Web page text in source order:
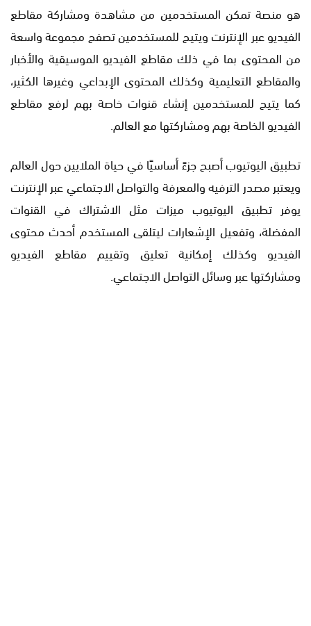
هو منصة تمكن المستخدمين من مشاهدة ومشاركة مقاطع
الفيديو عبر الإنترنت ويتيح للمستخدمين تصفح مجموعة واسعة
من المحتوى بما في ذلك مقاطع الفيديو الموسيقية والأخبار
والمقاطع التعليمية وكذلك المحتوى الإبداعي وغيرها الكثير،
كما يتيح للمستخدمين إنشاء قنوات خاصة بهم لرفع مقاطع
الفيديو الخاصة بهم ومشاركتها مع العالم.
تطبيق اليوتيوب أصبح جزءً أساسيًا في حياة الملايين حول العالم
ويعتبر مصدر الترفيه والمعرفة والتواصل الاجتماعي عبر الإنترنت
يوفر تطبيق اليوتيوب ميزات مثل الاشتراك في القنوات
المفضلة، وتفعيل الإشعارات ليتلقى المستخدم أحدث محتوى
الفيديو وكذلك إمكانية تعليق وتقييم مقاطع الفيديو
ومشاركتها عبر وسائل التواصل الاجتماعي.